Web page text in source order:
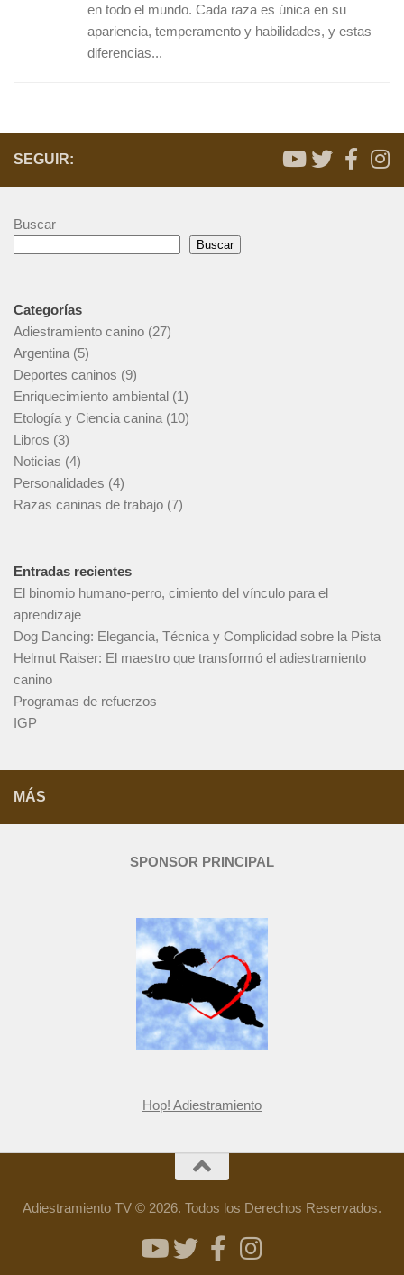
en todo el mundo. Cada raza es única en su
apariencia, temperamento y habilidades, y estas
diferencias...
SEGUIR:
Buscar
Buscar
Categorías
Adiestramiento canino (27)
Argentina (5)
Deportes caninos (9)
Enriquecimiento ambiental (1)
Etología y Ciencia canina (10)
Libros (3)
Noticias (4)
Personalidades (4)
Razas caninas de trabajo (7)
Entradas recientes
El binomio humano-perro, cimiento del vínculo para el
aprendizaje
Dog Dancing: Elegancia, Técnica y Complicidad sobre la Pista
Helmut Raiser: El maestro que transformó el adiestramiento
canino
Programas de refuerzos
IGP
MÁS
SPONSOR PRINCIPAL
Hop! Adiestramiento
Adiestramiento TV © 2026. Todos los Derechos Reservados.